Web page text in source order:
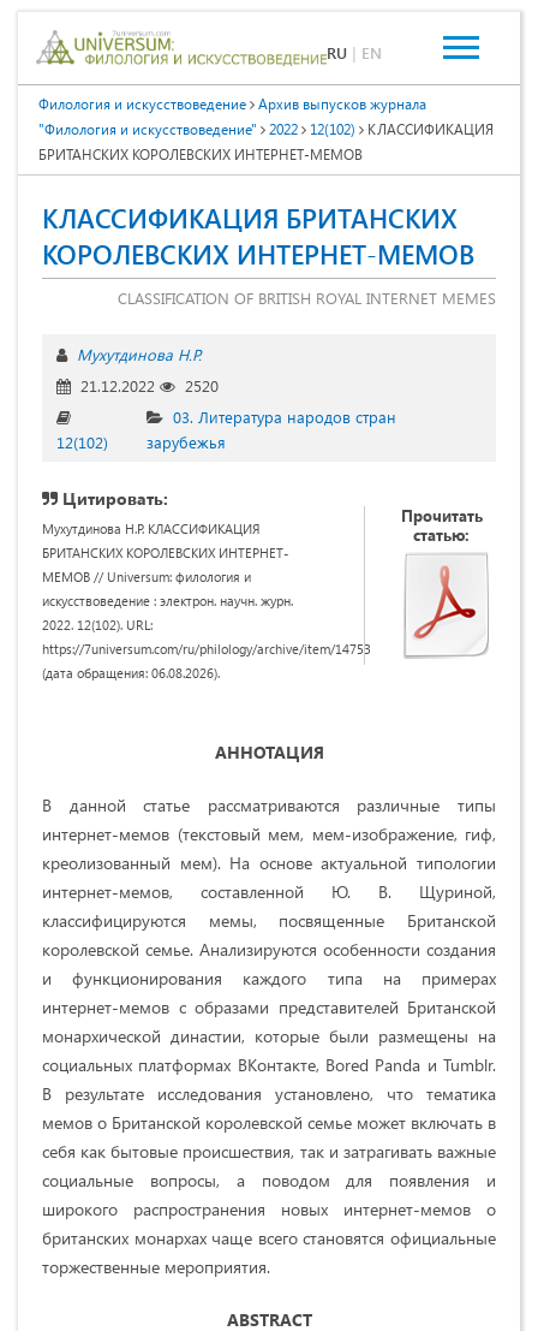
RU | EN
Филология и искусствоведение
Архив выпусков журнала
"Филология и искусствоведение"
2022 12(102)
КЛАССИФИКАЦИЯ
БРИТАНСКИХ КОРОЛЕВСКИХ ИНТЕРНЕТ-МЕМОВ
КЛАССИФИКАЦИЯ БРИТАНСКИХ
КОРОЛЕВСКИХ ИНТЕРНЕТ-МЕМОВ
CLASSIFICATION OF BRITISH ROYAL INTERNET MEMES
Мухутдинова Н.Р.
21.12.2022
2520
12(102)
03. Литература народов стран
зарубежья
Цитировать:
Мухутдинова Н.Р. КЛАССИФИКАЦИЯ
БРИТАНСКИХ КОРОЛЕВСКИХ ИНТЕРНЕТ-
МЕМОВ // Universum: филология и
искусствоведение : электрон. научн. журн.
2022. 12(102). URL:
https://7universum.com/ru/philology/archive/item/14753
(дата обращения: 06.08.2026).
Прочитать
статью:
АННОТАЦИЯ
В данной статье рассматриваются различные типы
интернет-мемов (текстовый мем, мем-изображение, гиф,
креолизованный мем). На основе актуальной типологии
интернет-мемов, составленной Ю. В. Щуриной,
классифицируются мемы, посвященные Британской
королевской семье. Анализируются особенности создания
и функционирования каждого типа на примерах
интернет-мемов c образами представителей Британской
монархической династии, которые были размещены на
социальных платформах ВКонтакте, Bored Panda и Tumblr.
В результате исследования установлено, что тематика
мемов о Британской королевской семье может включать в
себя как бытовые происшествия, так и затрагивать важные
социальные вопросы, а поводом для появления и
широкого распространения новых интернет-мемов о
британских монархах чаще всего становятся официальные
торжественные мероприятия.
ABSTRACT